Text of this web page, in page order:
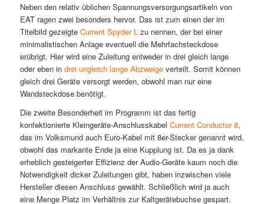
Neben den relativ üblichen Spannungsversorgungsartikeln von
EAT ragen zwei besonders hervor. Das ist zum einen der im
Titelbild gezeigte Current Spyder L zu nennen, der bei einer
minimalistischen Anlage eventuell die Mehrfachsteckdose
erübrigt. Hier wird eine Zuleitung entweder in drei gleich lange
oder eben in drei ungleich lange Abzweigeverteilt. Somit können
gleich drei Geräte versorgt werden, obwohl man nur eine
Wandsteckdose benötigt.
Die zweite Besonderheit im Programm ist das fertig
konfektionierte Kleingeräte-Anschlusskabel Current Conductor 8,
das im Volksmund auch Euro-Kabel mit 8er-Stecker genannt wird,
obwohl das markante Ende ja eine Kupplung ist. Da es ja dank
erheblich gesteigerter Effizienz der Audio-Geräte kaum noch die
Notwendigkeit dicker Zuleitungen gibt, haben inzwischen viele
Hersteller diesen Anschluss gewählt. Schließlich wird ja auch
eine Menge Platz im Verhältnis zur Kaltgerätebuchse gespart.